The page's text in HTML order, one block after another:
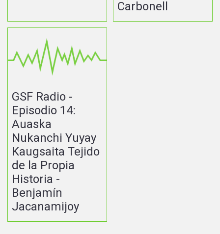
Carbonell
GSF Radio -
Episodio 14:
Auaska
Nukanchi Yuyay
Kaugsaita Tejido
de la Propia
Historia -
Benjamín
Jacanamijoy